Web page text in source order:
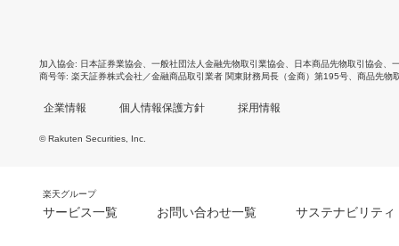
加入協会 日本証券業協会 一般社団法人金融先物取引業協会 日本商品先物取引協会
商号等 楽天証券株式会社／金融商品取引業者 関東財務局長（金商）第195号、商品先物
企業情報 個人情報保護方針 採用情報
© Rakuten Securities, Inc.
楽天グループ
サービス一覧 お問い合わせ一覧 サステナビリティ